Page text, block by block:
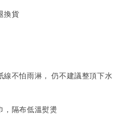
換貨
線不怕雨淋， 仍不建議整頂下水
，隔布低溫熨燙